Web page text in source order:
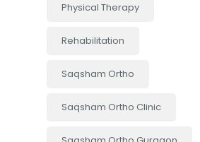
Physical Therapy
Rehabilitation
Saqsham Ortho
Saqsham Ortho Clinic